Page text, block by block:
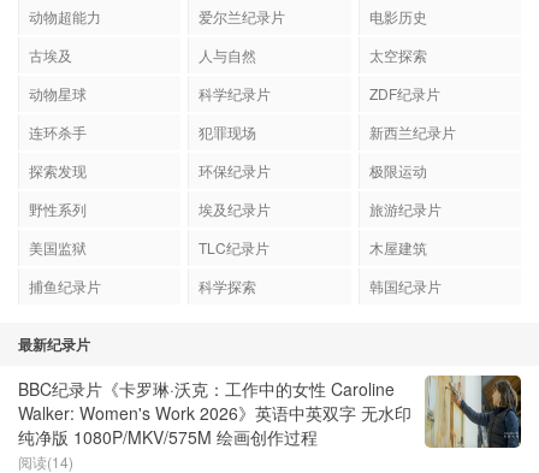
动物超能力
爱尔兰纪录片
电影历史
古埃及
人与自然
太空探索
动物星球
科学纪录片
ZDF纪录片
连环杀手
犯罪现场
新西兰纪录片
探索发现
环保纪录片
极限运动
野性系列
埃及纪录片
旅游纪录片
美国监狱
TLC纪录片
木屋建筑
捕鱼纪录片
科学探索 韩国纪录片
最新纪录片
BBC纪录片《卡罗琳·沃克：工作中的女性 Caroline
Walker: Women's Work 2026》英语中英双字 无水印
纯净版 1080P/MKV/575M 绘画创作过程
阅读(14)